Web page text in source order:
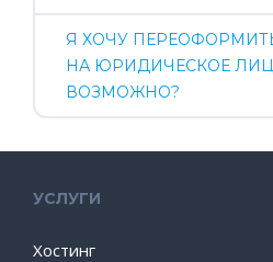
Я ХОЧУ
НА ЮРИДИЧЕСКОЕ
ВОЗМОЖНО?
УСЛУГИ
Хостинг